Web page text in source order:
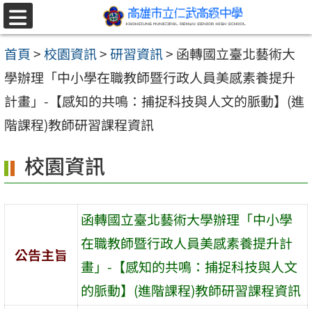
跳至主要內容區
選
單
首頁>校園資訊>研習資訊> 函轉國立臺北藝術大
學辦理「中小學在職教師暨行政人員美感素養提升
計畫」-【感知的共鳴：捕捉科技與人文的脈動】(進
階課程)教師研習課程資訊
校園資訊
公告主旨
函轉國立臺北藝術大學辦理「中小學
在職教師暨行政人員美感素養提升計
畫」-【感知的共鳴：捕捉科技與人文
的脈動】(進階課程)教師研習課程資訊